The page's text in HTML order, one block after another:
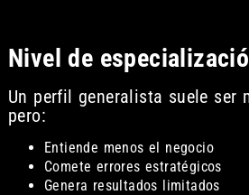
Nivel de
Un perfil generalista suele ser
pero:
Entiende menos el negocio
Comete errores estratégicos
Genera resultados limitados